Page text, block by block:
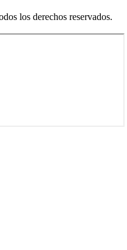
los derechos reservados.